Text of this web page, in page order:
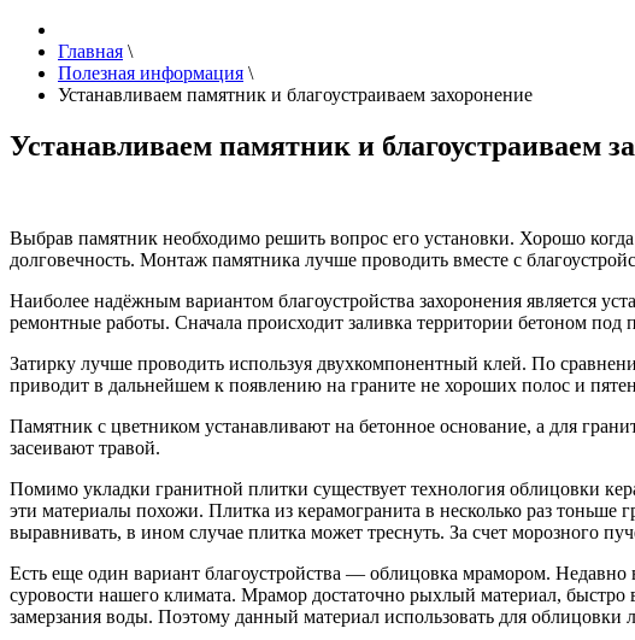
Главная \
Полезная информация \
Устанавливаем памятник и благоустраиваем захоронение
Устанавливаем памятник и благоустраиваем
Выбрав памятник необходимо решить вопрос его установки. Хорошо
долговечность. Монтаж памятника лучше проводить вместе с
Наиболее надёжным вариантом благоустройства захоронения является
ремонтные работы. Сначала происходит заливка территории бетоном
Затирку лучше проводить используя двухкомпонентный клей. По
приводит в дальнейшем к появлению на граните не хороших полос и
Памятник с цветником устанавливают на бетонное основание, а для
засеивают травой.
Помимо укладки гранитной плитки существует технология облицовки
эти материалы похожи. Плитка из керамогранита в несколько раз
выравнивать, в ином случае плитка может треснуть. За счет морозного
Есть еще один вариант благоустройства — облицовка мрамором. Недавно
суровости нашего климата. Мрамор достаточно рыхлый материал,
замерзания воды. Поэтому данный материал использовать для облицовки